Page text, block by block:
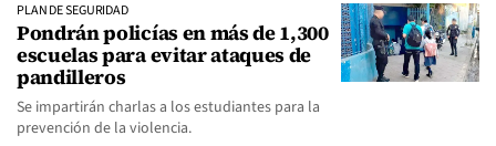
PLAN DE SEGURIDAD
Pondrán policías en más de 1,300
escuelas para evitar ataques de
pandilleros
Se impartirán charlas a los estudiantes para la
prevención de la violencia.